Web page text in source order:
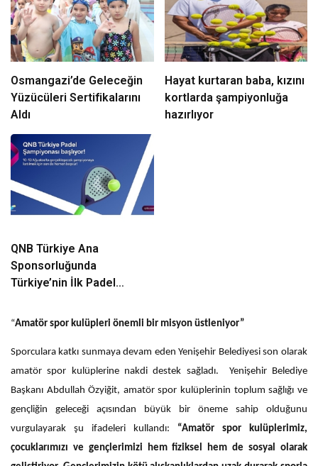
Osmangazi’de Geleceğin
Yüzücüleri Sertifikalarını
Aldı
Hayat kurtaran baba, kızını
kortlarda şampiyonluğa
hazırlıyor
QNB Türkiye Ana
Sponsorluğunda
Türkiye’nin İlk Padel
Başlıyor
“Amatör spor kulüpleri önemli bir misyon üstleniyor”
Sporculara katkı sunmaya devam eden Yenişehir Belediyesi son olarak
amatör spor kulüplerine nakdi destek sağladı. Yenişehir Belediye
Başkanı Abdullah Özyiğit, amatör spor kulüplerinin toplum sağlığı ve
gençliğin geleceği açısından büyük bir öneme sahip olduğunu
vurgulayarak şu ifadeleri kullandı: “Amatör spor kulüplerimiz,
çocuklarımızı ve gençlerimizi hem fiziksel hem de sosyal olarak